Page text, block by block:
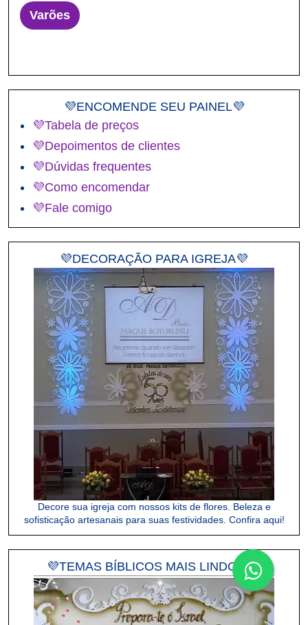
Varões
💜ENCOMENDE SEU PAINEL💜
💜Tabela de preços
💜Depoimentos de clientes
💜Dúvidas frequentes
💜Como encomendar
💜Fale comigo
💜DECORAÇÃO PARA IGREJA💜
Decore sua igreja com nossos kits de flores. Beleza e
sofisticação artesanais para suas festividades. Confira aqui!
💜TEMAS BÍBLICOS MAIS LINDOS!💜